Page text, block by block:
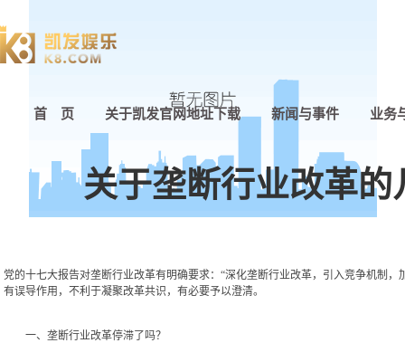
首 页 关于凯发官网地址下载 新闻与事件 业务
关于垄断行业改革
党的十七大报告对垄断行业改革有明确要求：“深化垄断行业改革，引入竞争机制
有误导作用，不利于凝聚改革共识，有必要予以澄清。
一、垄断行业改革停滞了吗？